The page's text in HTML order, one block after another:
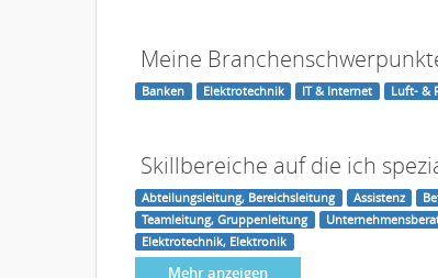
Meine
Banken Elektrotechnik IT & Internet Luft- &
Skillbereiche auf die ich
Abteilungsleitung, Bereichsleitung Assistenz
Teamleitung, Gruppenleitung
Elektrotechnik, Elektronik
Mehr anzeigen